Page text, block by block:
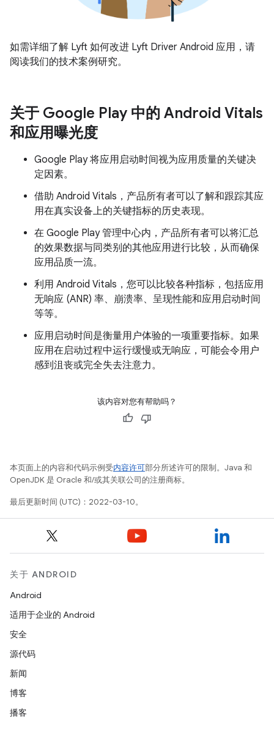
如需详细了解 Lyft 如何改进 Lyft Driver Android 应用，请
阅读我们的技术案例研究。
关于 Google Play 中的 Android Vitals
和应用曝光度
Google Play 将应用启动时间视为应用质量的关键决
定因素。
借助 Android Vitals，产品所有者可以了解和跟踪其应
用在真实设备上的关键指标的历史表现。
在 Google Play 管理中心内，产品所有者可以将汇总
的效果数据与同类别的其他应用进行比较，从而确保
应用品质一流。
利用 Android Vitals，您可以比较各种指标，包括应用
无响应 (ANR) 率、崩溃率、呈现性能和应用启动时间
等等。
应用启动时间是衡量用户体验的一项重要指标。如果
应用在启动过程中运行缓慢或无响应，可能会令用户
感到沮丧或完全失去注意力。
该内容对您有帮助吗？
本页面上的内容和代码示例受内容许可部分所述许可的限制。Java 和
OpenJDK 是 Oracle 和/或其关联公司的注册商标。
最后更新时间 (UTC)：2022-03-10。
关于 ANDROID
Android
适用于企业的 Android
安全
源代码
新闻
博客
播客